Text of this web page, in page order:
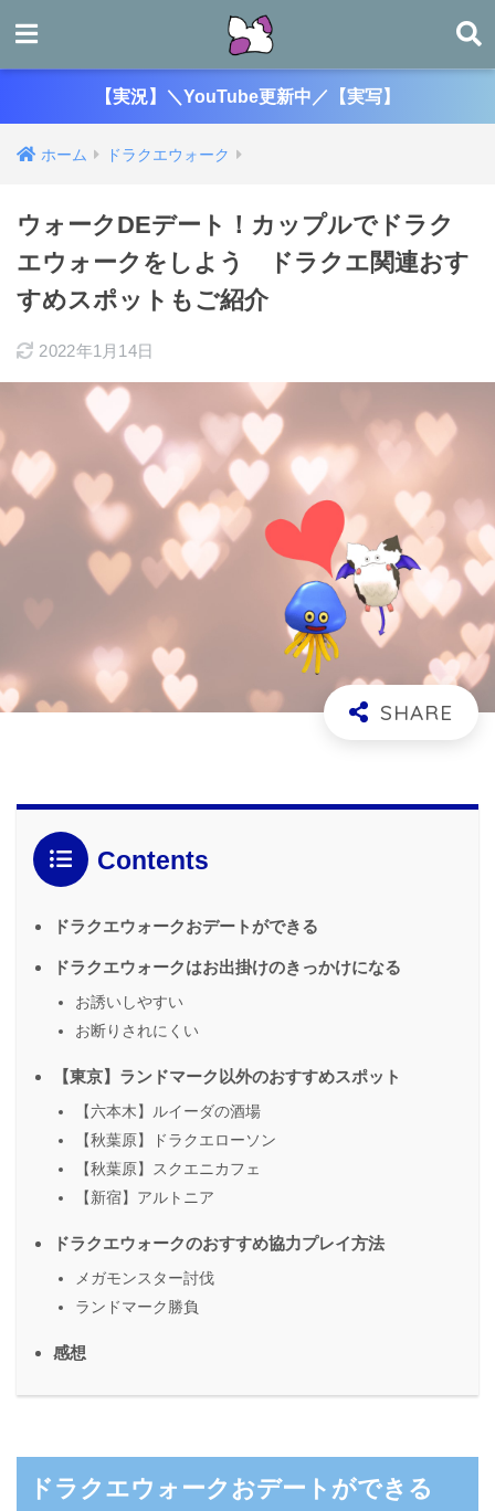
【実況】＼YouTube更新中／【実写】
ホーム ドラクエウォーク
ウォークDEデート！カップルでドラク
エウォークをしよう ドラクエ関連おす
すめスポットもご紹介
2022年1月14日
Contents
ドラクエウォークおデートができる
ドラクエウォークはお出掛けのきっかけになる
お誘いしやすい
お断りされにくい
【東京】ランドマーク以外のおすすめスポット
【六本木】ルイーダの酒場
【秋葉原】ドラクエローソン
【秋葉原】スクエニカフェ
【新宿】アルトニア
ドラクエウォークのおすすめ協力プレイ方法
メガモンスター討伐
ランドマーク勝負
感想
ドラクエウォークおデートができる